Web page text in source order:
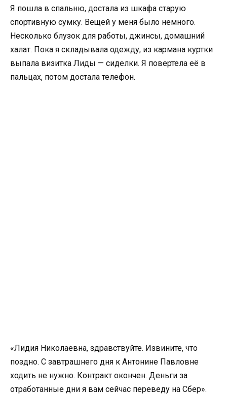
Я пошла в спальню, достала из шкафа старую
спортивную сумку. Вещей у меня было немного.
Несколько блузок для работы, джинсы, домашний
халат. Пока я складывала одежду, из кармана куртки
выпала визитка Лиды — сиделки. Я повертела её в
пальцах, потом достала телефон.
«Лидия Николаевна, здравствуйте. Извините, что
поздно. С завтрашнего дня к Антонине Павловне
ходить не нужно. Контракт окончен. Деньги за
отработанные дни я вам сейчас переведу на Сбер».